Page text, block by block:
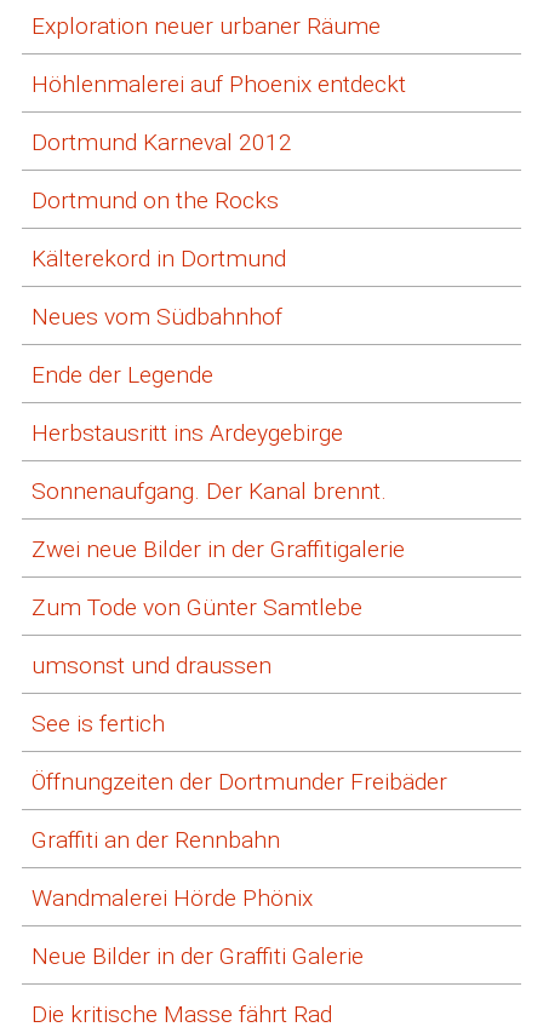
Exploration neuer urbaner Räume
Höhlenmalerei auf Phoenix entdeckt
Dortmund Karneval 2012
Dortmund on the Rocks
Kälterekord in Dortmund
Neues vom Südbahnhof
Ende der Legende
Herbstausritt ins Ardeygebirge
Sonnenaufgang. Der Kanal brennt.
Zwei neue Bilder in der Graffitigalerie
Zum Tode von Günter Samtlebe
umsonst und draussen
See is fertich
Öffnungzeiten der Dortmunder Freibäder
Graffiti an der Rennbahn
Wandmalerei Hörde Phönix
Neue Bilder in der Graffiti Galerie
Die kritische Masse fährt Rad